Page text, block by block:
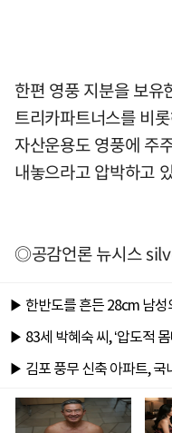
한편 영풍 지분을 보유
트리카파트너스를 비
자산운용도 영풍에 주
내놓으라고 압박하고
◎공감언론 뉴시스